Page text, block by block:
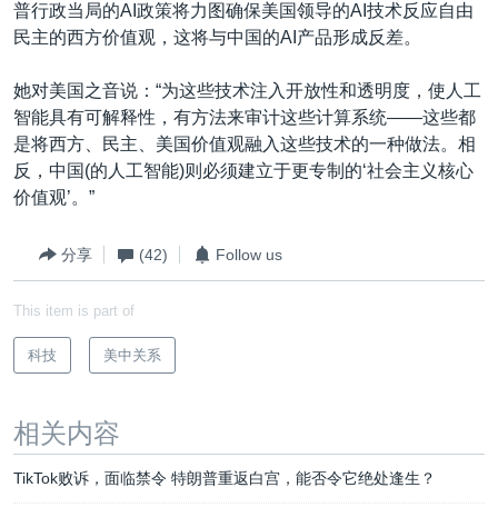
普行政当局的AI政策将力图确保美国领导的AI技术反应自由
民主的西方价值观，这将与中国的AI产品形成反差。
她对美国之音说：“为这些技术注入开放性和透明度，使人工
智能具有可解释性，有方法来审计这些计算系统——这些都
是将西方、民主、美国价值观融入这些技术的一种做法。相
反，中国(的人工智能)则必须建立于更专制的‘社会主义核心
价值观’。”
分享 (42) Follow us
This item is part of
科技 美中关系
相关内容
TikTok败诉，面临禁令 特朗普重返白宫，能否令它绝处逢生？